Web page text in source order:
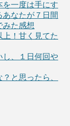
を一度は手にす
なたが７日間
みた感想
！甘く見てた
し、１日何回や
と思ったら、